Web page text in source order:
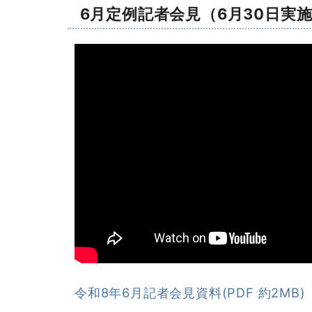
6月定例記者会見（6月30日実
令和8年6月記者会見資料(PDF 約2MB)